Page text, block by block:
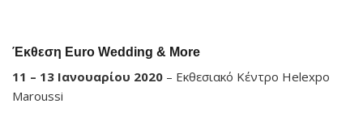
Έκθεση Euro Wedding & More
11 – 13 Ιανουαρίου 2020 – Εκθεσιακό Κέντρο Helexpo
Maroussi